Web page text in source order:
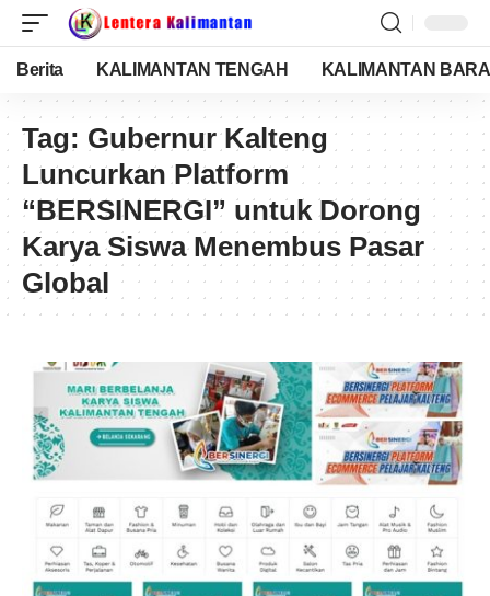
Berita KALIMANTAN TENGAH KALIMANTAN
Tag: Gubernur Kalteng
Luncurkan Platform
“BERSINERGI” untuk Dorong
Karya Siswa Menembus Pasar
Global